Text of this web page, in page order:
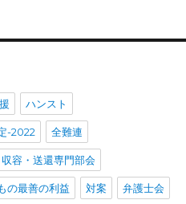
ハンスト
-2022 全難連
収容・送還専門部会
の最善の利益 対案 弁護士会